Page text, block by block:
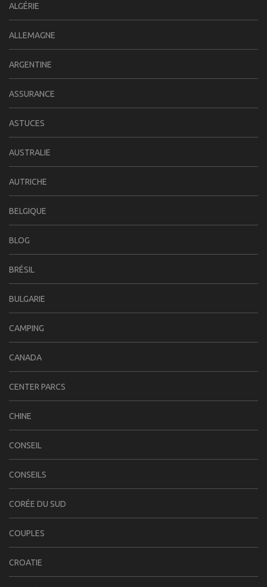
ALGÉRIE
ALLEMAGNE
ARGENTINE
ASSURANCE
ASTUCES
AUSTRALIE
AUTRICHE
BELGIQUE
BLOG
BRÉSIL
BULGARIE
CAMPING
CANADA
CENTER PARCS
CHINE
CONSEIL
CONSEILS
CORÉE DU SUD
COUPLES
CROATIE